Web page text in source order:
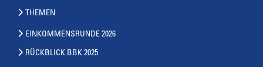
THEMEN
EINKOMMENSRUNDE 2026
RÜCKBLICK BBK 2025